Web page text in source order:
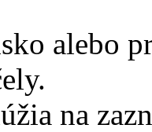
alebo
na